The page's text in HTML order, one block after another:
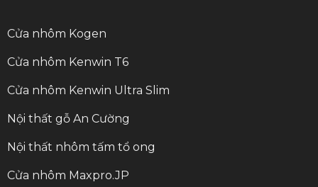
Cửa nhôm Kogen
Cửa nhôm Kenwin T6
Cửa nhôm Kenwin Ultra Slim
Nội thất gỗ An Cường
Nội thất nhôm tấm tổ ong
Cửa nhôm Maxpro.JP